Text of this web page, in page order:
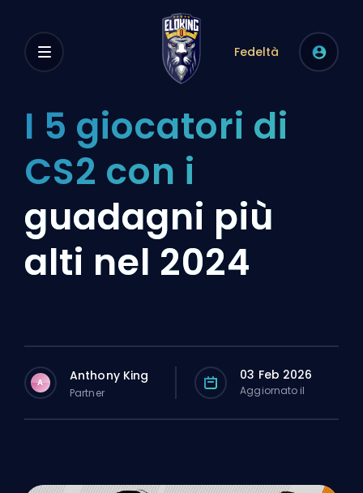
Fedeltà
I 5 giocatori di
CS2 con i
guadagni più
alti nel 2024
A Anthony King
Partner
03 Feb 2026
Aggiornato il